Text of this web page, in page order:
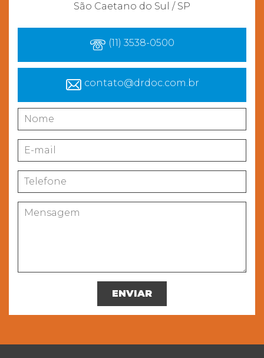
São Caetano do Sul / SP
(11) 3538-0500
contato@drdoc.com.br